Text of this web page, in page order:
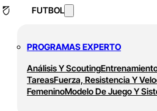
FUTBOL
PROGRAMAS EXPERTO
Análisis Y Scouting
TareasFuerza, Resistencia Y
FemeninoModelo De Juego Y